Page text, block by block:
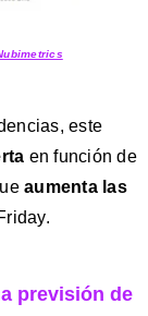
este
en función de
aumenta las
previsión de